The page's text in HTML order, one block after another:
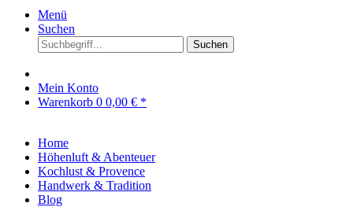
Menü
Suchen
Suchen
Mein Konto
Warenkorb 0 0,00 € *
Home
Höhenluft & Abenteuer
Kochlust & Provence
Handwerk & Tradition
Blog